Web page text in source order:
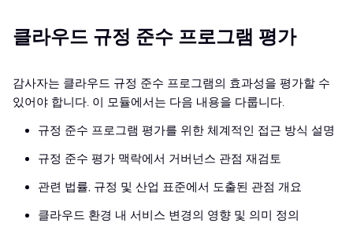
클라우드 규정 준수 프로그램 평가
감사자는 클라우드 규정 준수 프로그램의 효과성을 평가할 수
있어야 합니다. 이 모듈에서는 다음 내용을 다룹니다.
규정 준수 프로그램 평가를 위한 체계적인 접근 방식 설명
규정 준수 평가 맥락에서 거버넌스 관점 재검토
관련 법률, 규정 및 산업 표준에서 도출된 관점 개요
클라우드 환경 내 서비스 변경의 영향 및 의미 정의